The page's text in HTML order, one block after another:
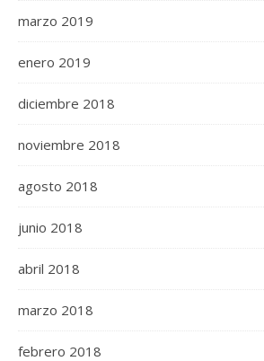
marzo 2019
enero 2019
diciembre 2018
noviembre 2018
agosto 2018
junio 2018
abril 2018
marzo 2018
febrero 2018